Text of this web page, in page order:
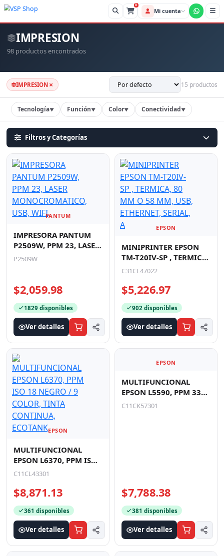
Mi
IMPRESION
98 productos encontrados
IMPRESION × 15 productos
Tecnología▼ Función▼ Color▼ Conectividad▼
Filtros y Categorías
PANTUM
IMPRESORA PANTUM
P2509W, PPM 23, LASER
MONOCROMATICO,
P2509W
$2,059.98
1829 disponibles
Ver detalles
EPSON
MINIPRINTER EPSON
TM-T20IV-SP , TERMICA,
80 MM O 58 MM, USB,
C31CL47022
$5,226.97
902 disponibles
Ver detalles
EPSON
MULTIFUNCIONAL
EPSON L6370, PPM ISO
18 NEGRO / 9 COLOR,
ECOTANK,
C11CL43301
$8,871.13
361 disponibles
Ver detalles
ECOTANK,
$7,788.38
381 disponibles
Ver detalles